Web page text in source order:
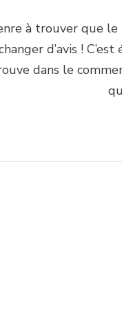
à trouver que
d’avis !
dans le